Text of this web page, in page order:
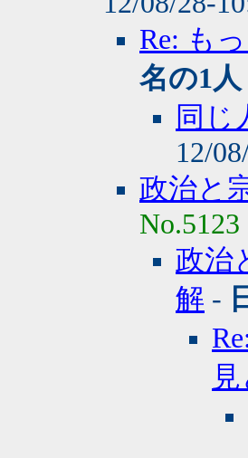
Re: も
名の1人
同じ
12/
政治と
No.5123
政治
解 -